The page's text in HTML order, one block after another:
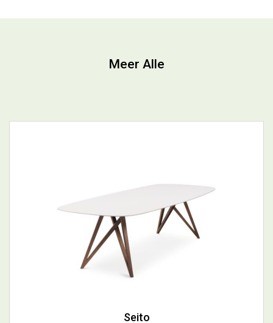
Seito
BEKIJK PRODUCT